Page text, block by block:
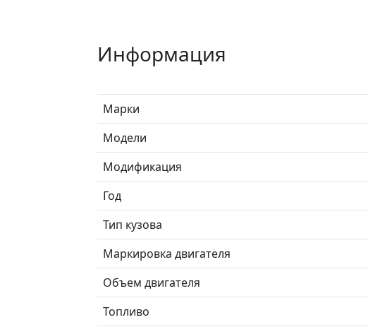
Информация
Марки
Модели
Модификация
Год
Тип кузова
Маркировка двигателя
Объем двигателя
Топливо